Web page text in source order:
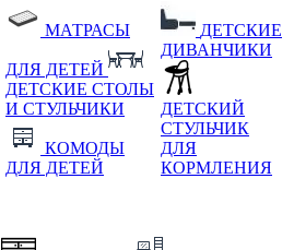
МАТРАСЫ
ДЛЯ ДЕТЕЙ
ДЕТСКИЕ СТОЛЫ
И СТУЛЬЧИКИ
КОМОДЫ
ДЛЯ ДЕТЕЙ
ДЕТСКИЕ
ДИВАНЧИКИ
ДЕТСКИЙ
СТУЛЬЧИК
ДЛЯ
КОРМЛЕНИЯ